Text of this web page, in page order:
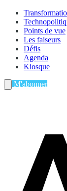
Points de vue
Les faiseurs
Défis
Agenda
Kiosque
M'abonner